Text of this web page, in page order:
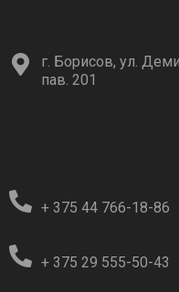
г. Борисов, ул.
пав. 201
+ 375 44 766-18-86
+ 375 29 555-50-43